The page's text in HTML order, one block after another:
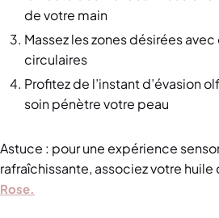
de votre main
Massez les zones désirées
circulaires
Profitez de l’instant d’évasion
soin pénètre votre peau
Astuce : pour une expérience
rafraîchissante, associez votre huile
Rose.